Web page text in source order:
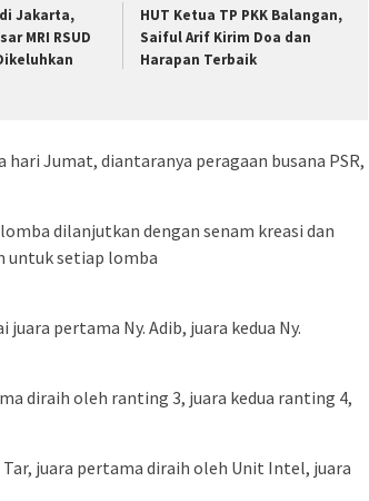
Jakarta,
MRI RSUD
HUT Ketua TP PKK Balangan,
Saiful Arif Kirim Doa dan
Harapan Terbaik
Jumat, diantaranya peragaan busana PSR,
dilanjutkan dengan senam kreasi dan
untuk setiap lomba
pertama Ny. Adib, juara kedua Ny.
diraih oleh ranting 3, juara kedua ranting 4,
juara pertama diraih oleh Unit Intel, juara